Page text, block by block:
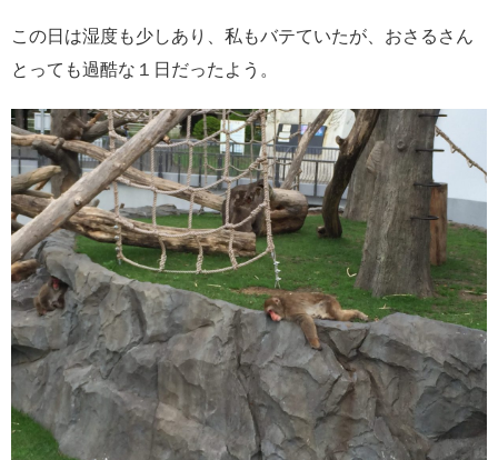
この日は湿度も少しあり、私もバテていたが、おさるさん
とっても過酷な１日だったよう。